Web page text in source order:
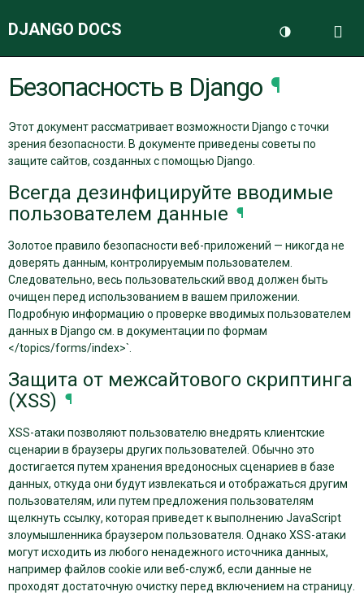
DJANGO DOCS
ДОКУМЕНТАЦИЯ
БЛОГ
Безопасность в Django ¶
Этот документ рассматривает возможности Django с точки
зрения безопасности. В документе приведены советы по
защите сайтов, созданных с помощью Django.
Всегда дезинфицируйте вводимые
пользователем данные ¶
Золотое правило безопасности веб-приложений — никогда не
доверять данным, контролируемым пользователем.
Следовательно, весь пользовательский ввод должен быть
очищен перед использованием в вашем приложении.
Подробную информацию о проверке вводимых пользователем
данных в Django см. в документации по формам
</topics/forms/index>`.
Защита от межсайтового скриптинга
(XSS) ¶
XSS-атаки позволяют пользователю внедрять клиентские
сценарии в браузеры других пользователей. Обычно это
достигается путем хранения вредоносных сценариев в базе
данных, откуда они будут извлекаться и отображаться другим
пользователям, или путем предложения пользователям
щелкнуть ссылку, которая приведет к выполнению JavaScript
злоумышленника браузером пользователя. Однако XSS-атаки
могут исходить из любого ненадежного источника данных,
например файлов cookie или веб-служб, если данные не
проходят достаточную очистку перед включением на страницу.